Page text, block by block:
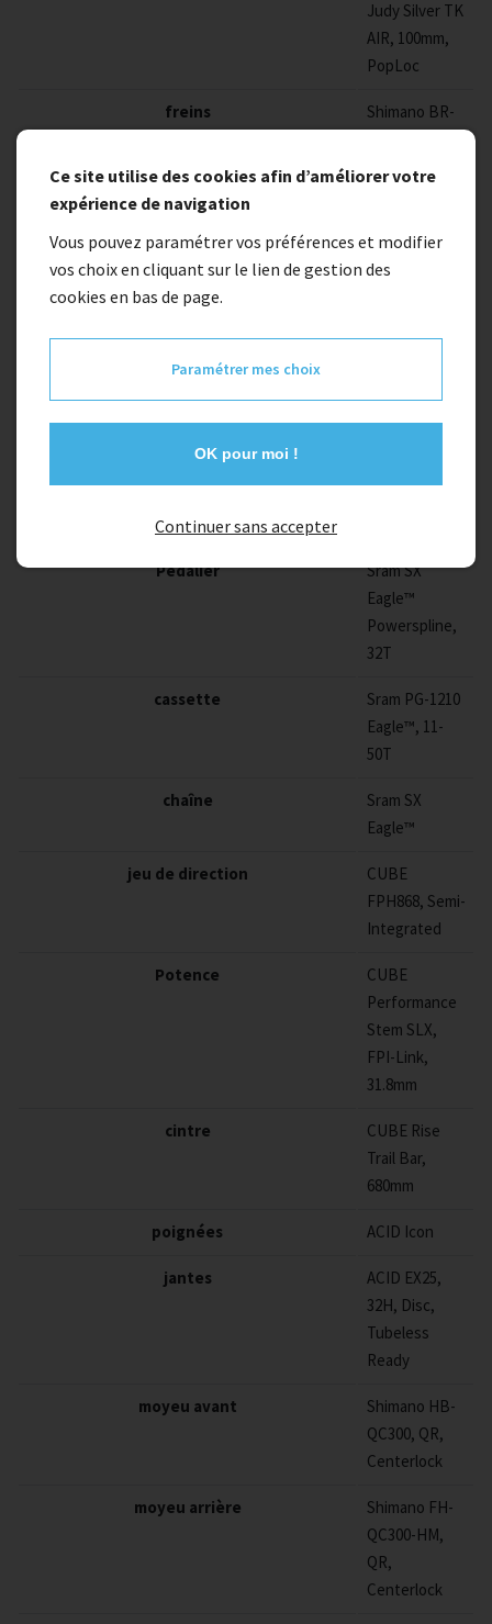
Judy Silver TK
AIR, 100mm,
PopLoc
freins
Shimano BR-
Hydr, Disc
dérailleur arrière
Sram SX
Commandes
Eagle™
Trigger
Boîtier de pédalier
Pédalier
Sram SX
Eagle™
Powerspline,
32T
cassette
Sram PG-1210
Eagle™, 11-
50T
chaîne
Sram SX
Eagle™
jeu de direction
CUBE
FPH868, Semi-
Integrated
Potence
CUBE
Performance
Stem SLX,
FPI-Link,
31.8mm
cintre
CUBE Rise
Trail Bar,
680mm
poignées ACID Icon
jantes
ACID EX25,
32H, Disc,
Tubeless
Ready
moyeu avant
Shimano HB-
QC300, QR,
Centerlock
moyeu arrière
Shimano FH-
QC300-HM,
QR,
Centerlock
Ce site utilise des cookies afin d’améliorer votre
expérience de navigation
Vous pouvez paramétrer vos préférences et modifier
vos choix en cliquant sur le lien de gestion des
cookies en bas de page.
Paramétrer mes choix
OK pour moi !
Continuer sans accepter